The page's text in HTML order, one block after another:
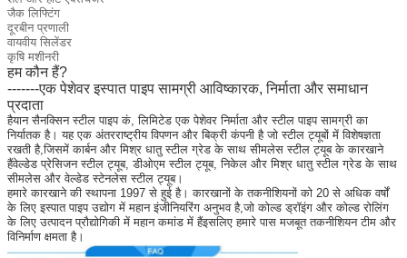
जैक लिफ्टिंग
दूरबीन प्रणाली
वायवीय सिलेंडर
कृषि मशीनरी
हम कौन हैं?
-------एक पेशेवर इस्पात पाइप सामग्री आविष्कारक, निर्माता और समाधान
प्रदाता
हैयान सैनक्सिन स्टील पाइप कं, लिमिटेड एक पेशेवर निर्माता और स्टील पाइप सामग्री का
निर्यातक है। यह एक अंतरराष्ट्रीय विपणन और बिक्री कंपनी है जो स्टील ट्यूबों में विशेषज्ञता
रखती है,जिसमें कार्बन और मिश्र धातु स्टील ग्रेड के साथ सीमलेस स्टील ट्यूब के कारखाने
हैंवेल्डेड प्रेसिजन स्टील ट्यूब, डीओएम स्टील ट्यूब, निकेल और मिश्र धातु स्टील ग्रेड के साथ
सीमलेस और वेल्डेड स्टेनलेस स्टील ट्यूब।
हमारे कारखाने की स्थापना 1997 से हुई है। कारखानों के तकनीशियनों को 20 से अधिक वर्षों
के लिए इस्पात पाइप उद्योग में महान इंजीनियरिंग अनुभव है,जो कोल्ड ड्रॉइंग और कोल्ड रोलिंग
के लिए उत्पादन प्रौद्योगिकी में महान कमांड में हैंइसलिए हमारे पास मजबूत तकनीशियन टीम और
विनिर्माण क्षमता है।